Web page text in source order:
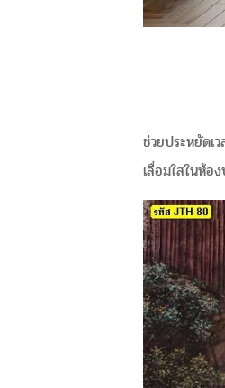
ช่วยประหยัดเ
เลื่อมใสในห้อ